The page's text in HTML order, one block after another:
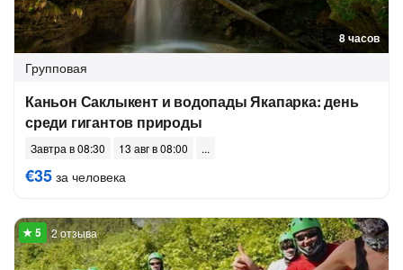
8 часов
Групповая
Каньон Саклыкент и водопады Якапарка: день
среди гигантов природы
Завтра в 08:30 13 авг в 08:00
€35 за человека
2 отзыва